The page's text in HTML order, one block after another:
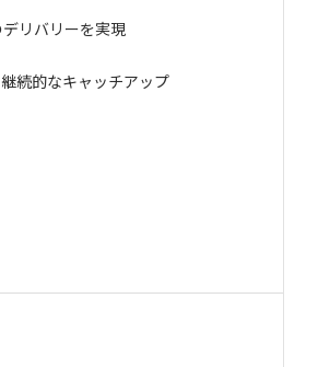
リバリーを実現
続的なキャッチアップ